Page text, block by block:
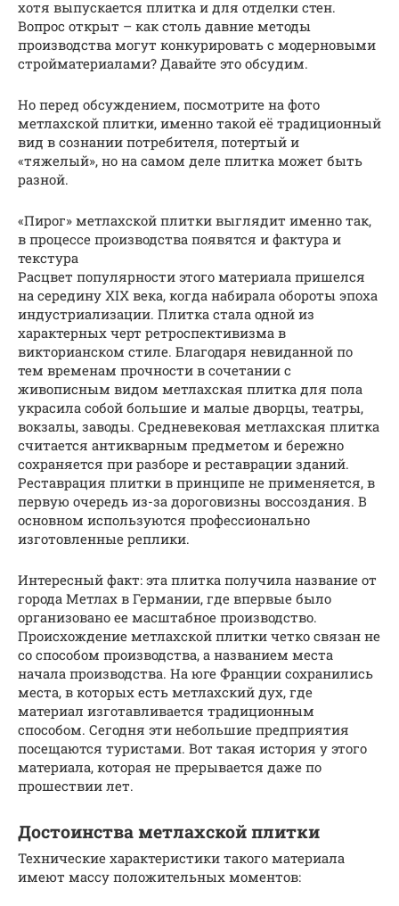
хотя выпускается плитка и для отделки стен.
Вопрос открыт – как столь давние методы
производства могут конкурировать с модерновыми
стройматериалами? Давайте это обсудим.
Но перед обсуждением, посмотрите на фото
метлахской плитки, именно такой её традиционный
вид в сознании потребителя, потертый и
«тяжелый», но на самом деле плитка может быть
разной.
«Пирог» метлахской плитки выглядит именно так,
в процессе производства появятся и фактура и
текстура
Расцвет популярности этого материала пришелся
на середину XIX века, когда набирала обороты эпоха
индустриализации. Плитка стала одной из
характерных черт ретроспективизма в
викторианском стиле. Благодаря невиданной по
тем временам прочности в сочетании с
живописным видом метлахская плитка для пола
украсила собой большие и малые дворцы, театры,
вокзалы, заводы. Средневековая метлахская плитка
считается антикварным предметом и бережно
сохраняется при разборе и реставрации зданий.
Реставрация плитки в принципе не применяется, в
первую очередь из-за дороговизны воссоздания. В
основном используются профессионально
изготовленные реплики.
Интересный факт: эта плитка получила название от
города Метлах в Германии, где впервые было
организовано ее масштабное производство.
Происхождение метлахской плитки четко связан не
со способом производства, а названием места
начала производства. На юге Франции сохранились
места, в которых есть метлахский дух, где
материал изготавливается традиционным
способом. Сегодня эти небольшие предприятия
посещаются туристами. Вот такая история у этого
материала, которая не прерывается даже по
прошествии лет.
Достоинства метлахской плитки
Технические характеристики такого материала
имеют массу положительных моментов: